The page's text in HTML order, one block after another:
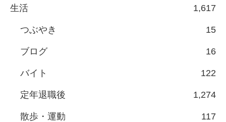
生活 1,617
つぶやき 15
ブログ 16
バイト 122
定年退職後 1,274
散歩・運動 117